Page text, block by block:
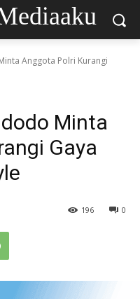
Anggota Polri Kurangi
Minta
Gaya
0
196